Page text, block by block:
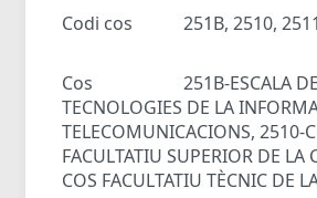
Codi cos 251B, 2510,
Cos
251B-ESCALA DE
TECNOLOGIES DE LA
TELECOMUNICACIONS, 2510-
FACULTATIU SUPERIOR DE LA
COS FACULTATIU TÈCNIC DE